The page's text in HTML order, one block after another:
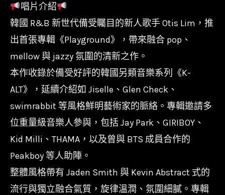
Playground/PLP-
7519CO/P-
Vine
數
量
唱片介紹
韓國 R&B 新世代備受矚目的新人歌手 Otis Lim，推
出首張專輯《Playground》，帶來融合 pop、
mellow 與 jazzy 氛圍的清新之作。
本作收錄於備受好評的韓國另類音樂系列《K-
ALT》，延續介紹如 Jiselle、Glen Check、
swimrabbit 等風格鮮明藝術家的脈絡。專輯邀請多
位重量級音樂人參與，包括 Jay Park、GIRIBOY、
Kid Milli、THAMA，以及曾與 BTS 成員合作的
Peakboy 等人助陣。
整體風格帶有 Jaden Smith 與 Kevin Abstract 式的
流行與獨立融合氣質，旋律溫潤、氛圍細膩。專輯